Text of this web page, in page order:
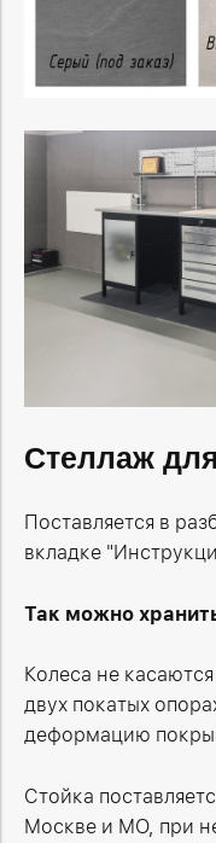
Стеллаж
Поставляется в
вкладке
Так можно
Колеса не
двух покатых
деформацию
Стойка
Москве и МО, при